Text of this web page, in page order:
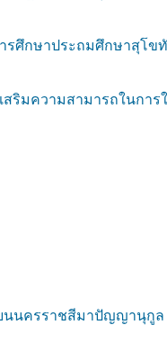
รศึกษาประถมศึกษาสุโขทั
ริมความสามารถในกา
นนครราชสีมาปัญญานุกู